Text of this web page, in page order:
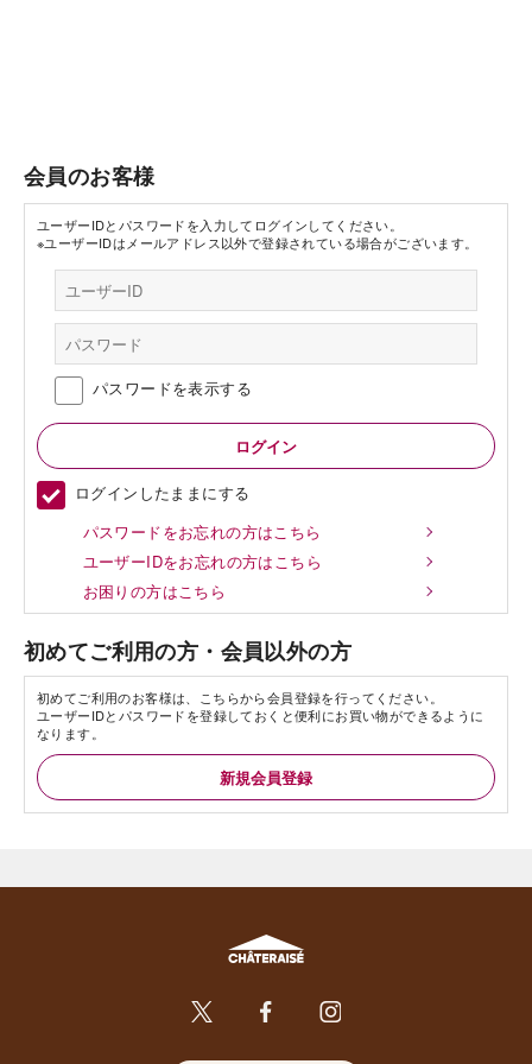
会員のお客様
ユーザーIDとパスワードを入力してログインしてください。
※ユーザーIDはメールアドレス以外で登録されている場合がございます。
パスワードを表示する
ログインしたままにする
パスワードをお忘れの方はこちら
ユーザーIDをお忘れの方はこちら
お困りの方はこちら
初めてご利用の方・会員以外の方
初めてご利用のお客様は、こちらから会員登録を行ってください。
ユーザーIDとパスワードを登録しておくと便利にお買い物ができるように
なります。